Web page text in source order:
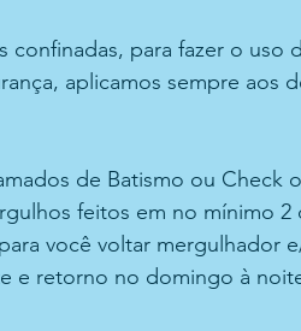
confinadas, para fazer o uso
aplicamos sempre aos
de Batismo ou Check
feitos em no mínimo 2
você voltar mergulhador
e retorno no domingo à